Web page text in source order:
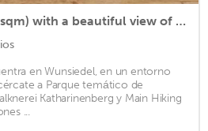
Stylish apartment (65sqm) with a beautiful view of the Fichtelgebirge
en Wunsiedel, en un entorno
a Parque temático de
Katharinenberg y Main Hiking
...